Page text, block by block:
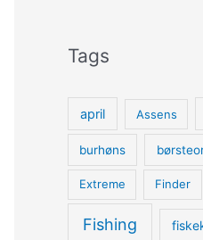
Tags
april Assens
burhøns
Extreme Finder
Fishing